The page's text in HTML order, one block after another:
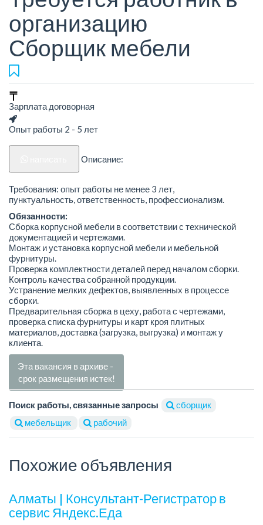
организацию
Сборщик мебели
Зарплата договорная
Опыт работы 2 - 5 лет
Описание:
Требования: опыт работы не менее 3 лет,
пунктуальность, ответственность, профессионализм.
Обязанности:
Сборка корпусной мебели в соответствии с технической
документацией и чертежами.
Монтаж и установка корпусной мебели и мебельной
фурнитуры.
Проверка комплектности деталей перед началом сборки.
Контроль качества собранной продукции.
Устранение мелких дефектов, выявленных в процессе
сборки.
Предварительная сборка в цеху, работа с чертежами,
проверка списка фурнитуры и карт кроя плитных
материалов, доставка (загрузка, выгрузка) и монтаж у
клиента.
Эта вакансия в архиве -
срок размещения истек!
Поиск работы, связанные запросы
сборщик
мебельщик
рабочий
Похожие объявления
Алматы | Консультант-Регистратор в
сервис Яндекс.Еда